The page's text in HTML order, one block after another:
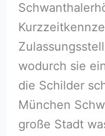
wodurch sie
die Schilder
München
große Stadt